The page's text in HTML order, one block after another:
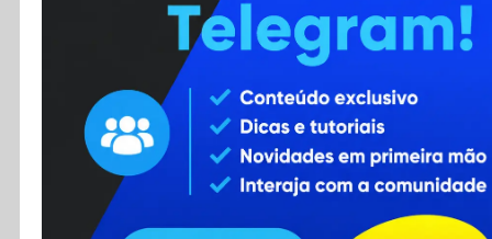
Contato
RSS